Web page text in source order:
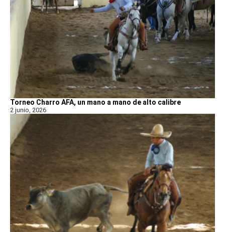
Torneo Charro AFA, un mano a mano de alto calibre
2 junio, 2026